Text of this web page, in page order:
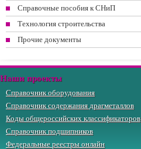
Справочные пособия к СНиП
Технология строительства
Прочие документы
Наши проекты
Справочник оборудования
Справочник содержания драгметаллов
Коды общероссийских классификаторов
Справочник подшипников
Федеральные реестры онлайн